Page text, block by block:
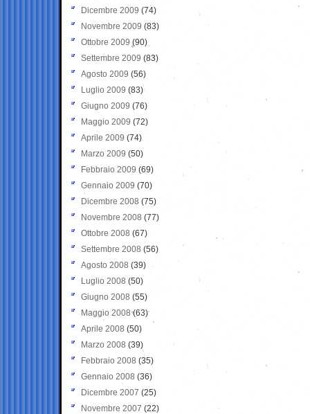
Dicembre 2009 (74)
Novembre 2009 (83)
Ottobre 2009 (90)
Settembre 2009 (83)
Agosto 2009 (56)
Luglio 2009 (83)
Giugno 2009 (76)
Maggio 2009 (72)
Aprile 2009 (74)
Marzo 2009 (50)
Febbraio 2009 (69)
Gennaio 2009 (70)
Dicembre 2008 (75)
Novembre 2008 (77)
Ottobre 2008 (67)
Settembre 2008 (56)
Agosto 2008 (39)
Luglio 2008 (50)
Giugno 2008 (55)
Maggio 2008(63)
Aprile 2008 (50)
Marzo 2008 (39)
Febbraio 2008 (35)
Gennaio 2008 (36)
Dicembre 2007 (25)
Novembre 2007 (22)